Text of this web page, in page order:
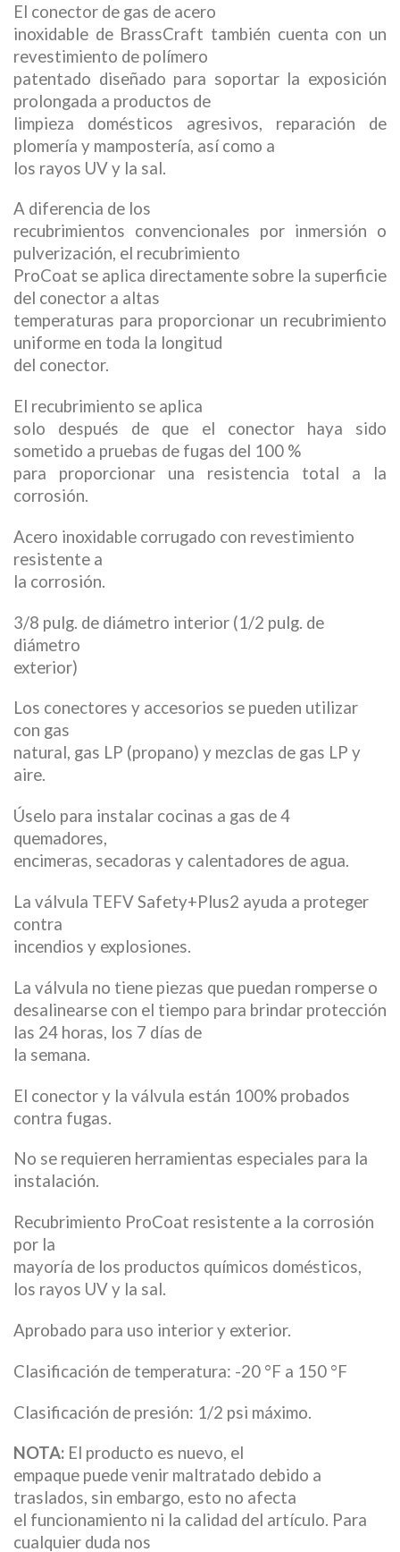
El conector de gas de acero
inoxidable de BrassCraft también cuenta con un
revestimiento de polímero
patentado diseñado para soportar la exposición
prolongada a productos de
limpieza domésticos agresivos, reparación de
plomería y mampostería, así como a
los rayos UV y la sal.
A diferencia de los
recubrimientos convencionales por inmersión o
pulverización, el recubrimiento
ProCoat se aplica directamente sobre la superficie
del conector a altas
temperaturas para proporcionar un recubrimiento
uniforme en toda la longitud
del conector.
El recubrimiento se aplica
solo después de que el conector haya sido
sometido a pruebas de fugas del 100 %
para proporcionar una resistencia total a la
corrosión.
Acero inoxidable corrugado con revestimiento
resistente a
la corrosión.
3/8 pulg. de diámetro interior (1/2 pulg. de
diámetro
exterior)
Los conectores y accesorios se pueden utilizar
con gas
natural, gas LP (propano) y mezclas de gas LP y
aire.
Úselo para instalar cocinas a gas de 4
quemadores,
encimeras, secadoras y calentadores de agua.
La válvula TEFV Safety+Plus2 ayuda a proteger
contra
incendios y explosiones.
La válvula no tiene piezas que puedan romperse o
desalinearse con el tiempo para brindar protección
las 24 horas, los 7 días de
la semana.
El conector y la válvula están 100% probados
contra fugas.
No se requieren herramientas especiales para la
instalación.
Recubrimiento ProCoat resistente a la corrosión
por la
mayoría de los productos químicos domésticos,
los rayos UV y la sal.
Aprobado para uso interior y exterior.
Clasificación de temperatura: -20 °F a 150 °F
Clasificación de presión: 1/2 psi máximo.
NOTA: El producto es nuevo, el
empaque puede venir maltratado debido a
traslados, sin embargo, esto no afecta
el funcionamiento ni la calidad del artículo. Para
cualquier duda nos